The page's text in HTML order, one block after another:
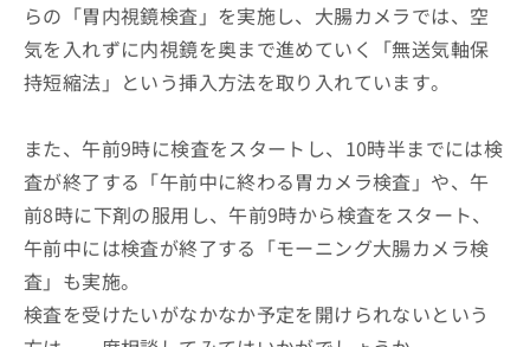
らの「胃内視鏡検査」を実施し、大腸カメラでは、空
気を入れずに内視鏡を奥まで進めていく「無送気軸保
持短縮法」という挿入方法を取り入れています。
また、午前9時に検査をスタートし、10時半までには検
査が終了する「午前中に終わる胃カメラ検査」や、午
前8時に下剤の服用し、午前9時から検査をスタート、
午前中には検査が終了する「モーニング大腸カメラ検
査」も実施。
検査を受けたいがなかなか予定を開けられないという